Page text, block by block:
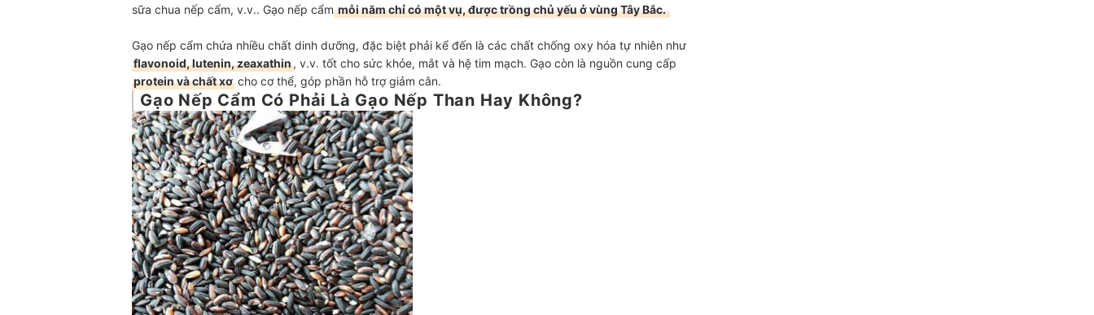
sữa chua nếp cẩm, v.v.. Gạo nếp cẩmmỗi năm chỉ có một vụ, được trồng chủ yếu ở vùng Tây Bắc.
Gạo nếp cẩm chứa nhiều chất dinh dưỡng, đặc biệt phải kể đến là các chất chống oxy hóa tự nhiên như
flavonoid, lutenin, zeaxathin, v.v. tốt cho sức khỏe, mắt và hệ tim mạch. Gạo còn là nguồn cung cấp
protein và chất xơ cho cơ thể, góp phần hỗ trợ giảm cân.
Gạo Nếp Cẩm Có Phải Là Gạo Nếp Than Hay Không?